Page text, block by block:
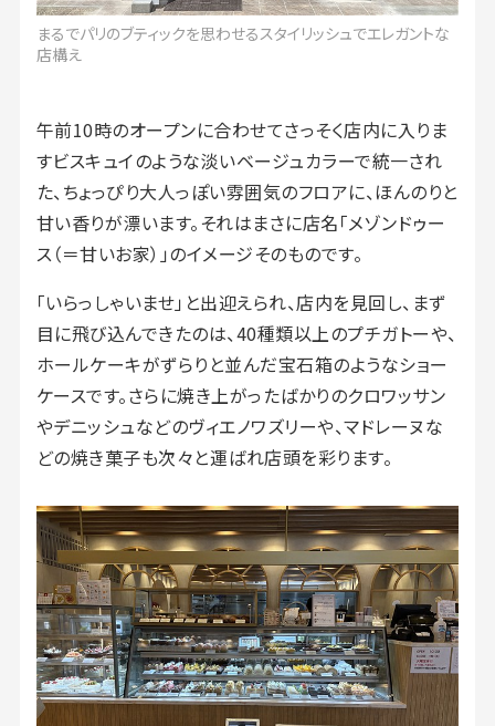
まるでパリのブティックを思わせるスタイリッシュでエレガントな
店構え
午前10時のオープンに合わせてさっそく店内に入りま
すビスキュイのような淡いベージュカラーで統一され
た、ちょっぴり大人っぽい雰囲気のフロアに、ほんのりと
甘い香りが漂います。それはまさに店名「メゾンドゥー
ス（＝甘いお家）」のイメージそのものです。
「いらっしゃいませ」と出迎えられ、店内を見回し、まず
目に飛び込んできたのは、40種類以上のプチガトーや、
ホールケーキがずらりと並んだ宝石箱のようなショー
ケースです。さらに焼き上がったばかりのクロワッサン
やデニッシュなどのヴィエノワズリーや、マドレーヌな
どの焼き菓子も次々と運ばれ店頭を彩ります。